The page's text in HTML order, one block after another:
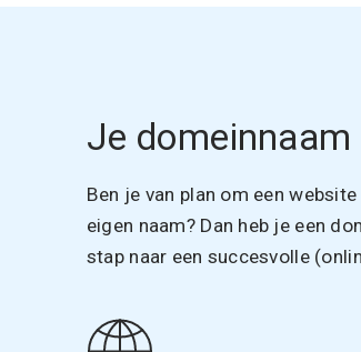
Je
Ben je van plan om een
eigen naam? Dan heb je een
stap naar een succesvolle